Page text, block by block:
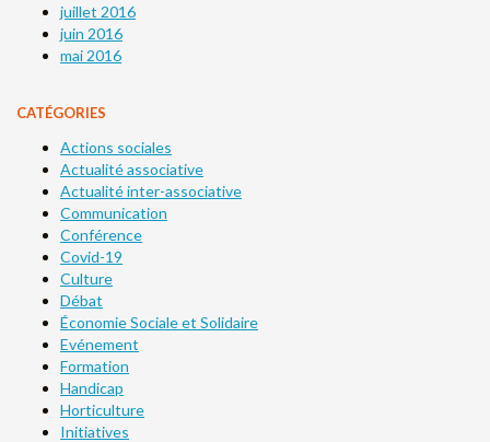
juillet 2016
juin 2016
mai 2016
CATÉGORIES
Actions sociales
Actualité associative
Actualité inter-associative
Communication
Conférence
Covid-19
Culture
Débat
Économie Sociale et Solidaire
Evénement
Formation
Handicap
Horticulture
Initiatives